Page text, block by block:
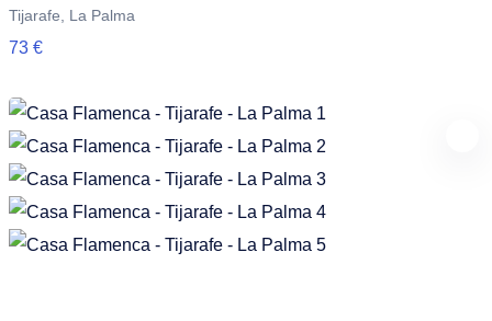
Tijarafe, La Palma
73 €